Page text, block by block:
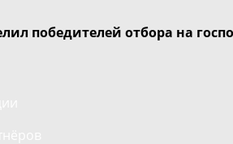
победителей отбора на